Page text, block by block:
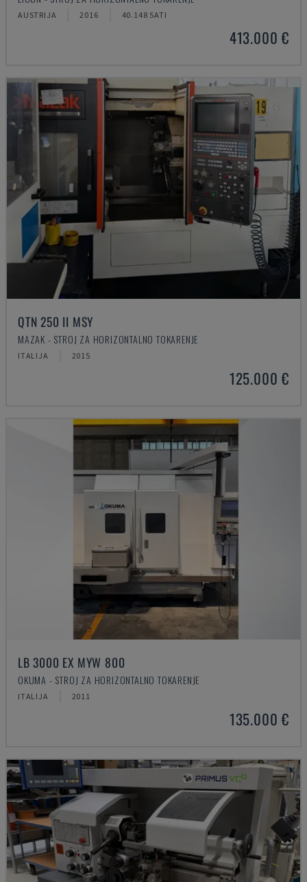
AUSTRIJA 2016 40.148 SATI
413.000 €
QTN 250 II MSY
MAZAK - STROJ ZA HORIZONTALNO TOKARENJE
ITALIJA 2015
125.000 €
LB 3000 EX MYW 800
OKUMA - STROJ ZA HORIZONTALNO TOKARENJE
ITALIJA 2011
135.000 €